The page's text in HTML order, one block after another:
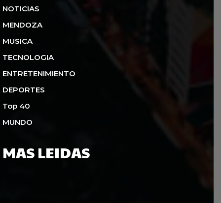
NOTICIAS
MENDOZA
MUSICA
TECNOLOGIA
ENTRETENIMIENTO
DEPORTES
Top 40
MUNDO
MAS LEIDAS